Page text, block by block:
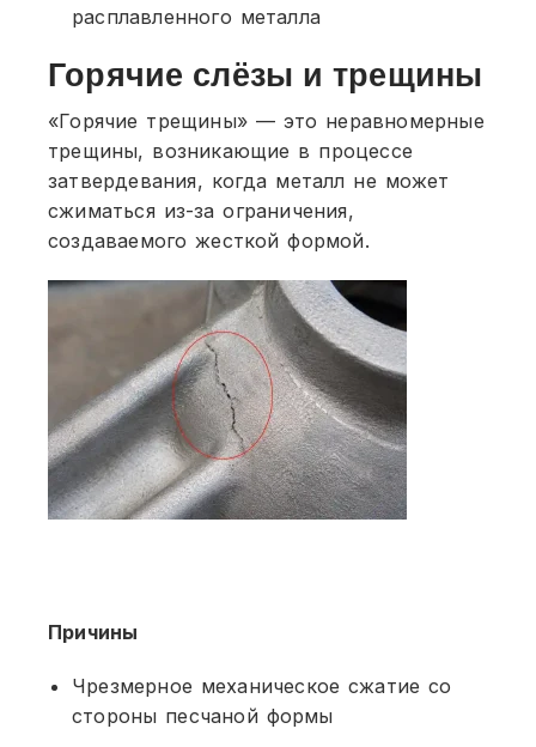
расплавленного металла
Горячие слёзы и трещины
«Горячие трещины» — это неравномерные
трещины, возникающие в процессе
затвердевания, когда металл не может
сжиматься из-за ограничения,
создаваемого жесткой формой.
Причины
Чрезмерное механическое сжатие со
стороны песчаной формы